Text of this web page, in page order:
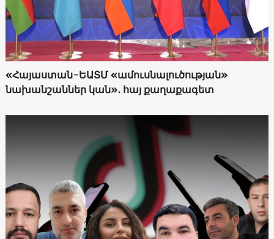
«Հայաստան-ԵԱՏՄ «ամուսնալուծության»
նախանշաններ կան»․ հայ քաղաքագետ